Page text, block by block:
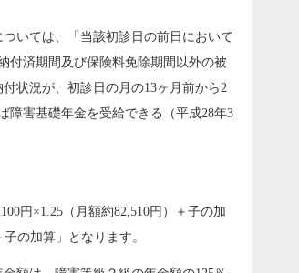
いては、「当該初診日の前日において
付済期間及び保険料免除期間以外の被
状況が、初診日の月の13ヶ月前から2
障害基礎年金を受給できる（平成28年3
円×1.25（月額約82,510円）＋子の加
の加算」となります。